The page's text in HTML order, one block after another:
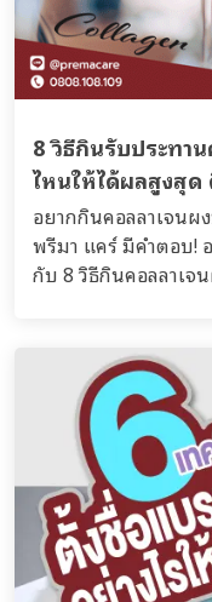
8 วิธีกินรับประทา
ไหนให้ได้ผลสูงสุ
อยากกินคอลลาเจนผ
พรีมา แคร์ มีคำตอบ!
กับ 8 วิธีกินคอลลาเจ